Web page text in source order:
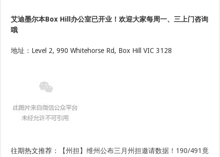
艾迪墨尔本Box Hill办公室已开业！欢迎大家每周一、三上门咨询
哦
地址：Level 2, 990 Whitehorse Rd, Box Hill VIC 3128
往期热文推荐：
【州担】维州公布三月州担邀请数据！190/491竟